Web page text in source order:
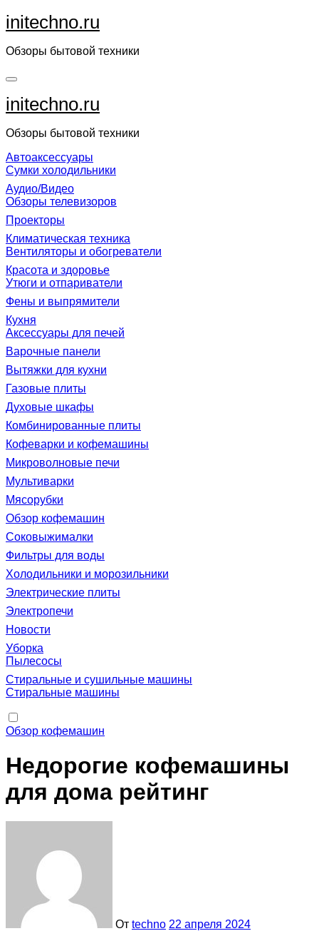
Перейти
кinitechno.ru
Обзоры бытовой техники
initechno.ru
Обзоры бытовой техники
Автоаксессуары
Сумки холодильники
Аудио/Видео
Обзоры телевизоров
Проекторы
Климатическая техника
Вентиляторы и обогреватели
Красота и здоровье
Утюги и отпариватели
Фены и выпрямители
Кухня
Аксессуары для печей
Варочные панели
Вытяжки для кухни
Газовые плиты
Духовые шкафы
Комбинированные плиты
Кофеварки и кофемашины
Микроволновые печи
Мультиварки
Мясорубки
Обзор кофемашин
Соковыжималки
Фильтры для воды
Холодильники и морозильники
Электрические плиты
Электропечи
Новости
Уборка
Пылесосы
Стиральные и сушильные машины
Стиральные машины
Обзор кофемашин
Недорогие кофемашины
для дома рейтинг
От techno 22 апреля 2024